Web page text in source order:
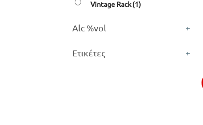
Vintage Rack(1)
Alc %vol +
Ετικέτες +